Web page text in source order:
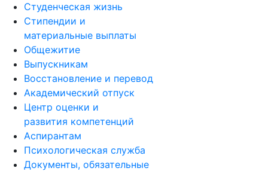
Студенческая жизнь
Стипендии и
материальные выплаты
Общежитие
Выпускникам
Восстановление и перевод
Академический отпуск
Центр оценки и
развития компетенций
Аспирантам
Психологическая служба
Документы, обязательные